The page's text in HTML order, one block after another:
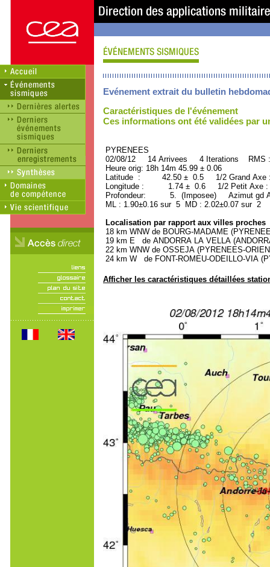
Evénement extrait du bulletin
Caractéristiques de l'événement
Ces informations ont été validées par
PYRENEES ORID :
02/08/12 14 Arrivees 4 Iterations RMS
Heure orig: 18h 14m 45.99 ± 0.06
Latitude : 42.50 ± 0.5 1/2 Grand
Longitude : 1.74 ± 0.6 1/2 Petit Axe
Profondeur: 5. (Imposee) Azimut gd
ML : 1.90±0.16 sur 5 MD : 2.02±0.07 sur 2
Localisation par rapport aux villes proches
18 km WNW de BOURG-MADAME
19 km E de ANDORRA LA VELLA
22 km WNW de OSSEJA (PYRENEES-
24 km W de FONT-ROMEU-ODEILLO-VIA
Afficher les caractéristiques détaillées